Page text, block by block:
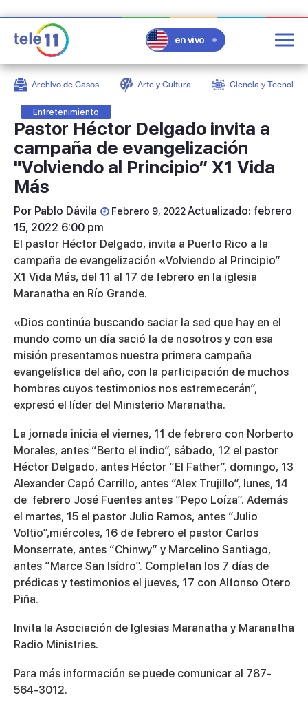
en vivo
Archivo de Casos Arte y Cultura Ciencia y
Entretenimiento
Pastor Héctor Delgado invita a
campaña de evangelización
"Volviendo al Principio” X1 Vida
Más
Por Pablo Dávila Febrero 9, 2022Actualizado: febrero
15, 2022 6:00 pm
El pastor Héctor Delgado, invita a Puerto Rico a la
campaña de evangelización «Volviendo al Principio”
X1 Vida Más, del 11 al 17 de febrero en la iglesia
Maranatha en Río Grande.
«Dios continúa buscando saciar la sed que hay en el
mundo como un día sació la de nosotros y con esa
misión presentamos nuestra primera campaña
evangelística del año, con la participación de muchos
hombres cuyos testimonios nos estremecerán”,
expresó el líder del Ministerio Maranatha.
La jornada inicia el viernes, 11 de febrero con Norberto
Morales, antes “Berto el indio”, sábado, 12 el pastor
Héctor Delgado, antes Héctor “El Father”, domingo, 13
Alexander Capó Carrillo, antes “Alex Trujillo”, lunes, 14
de febrero José Fuentes antes “Pepo Loíza”. Además
el martes, 15 el pastor Julio Ramos, antes “Julio
Voltio”,miércoles, 16 de febrero el pastor Carlos
Monserrate, antes “Chinwy” y Marcelino Santiago,
antes “Marce San Isídro”. Completan los 7 días de
prédicas y testimonios el jueves, 17 con Alfonso Otero
Piña.
Invita la Asociación de Iglesias Maranatha y Maranatha
Radio Ministries.
Para más información se puede comunicar al 787-
564-3012.
post